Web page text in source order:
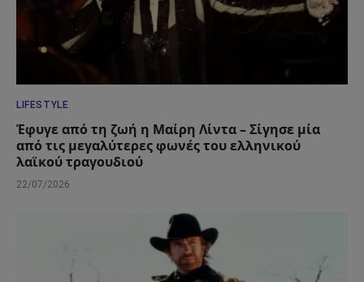
LIFESTYLE
Έφυγε από τη ζωή η Μαίρη Λίντα – Σίγησε μία
από τις μεγαλύτερες φωνές του ελληνικού
λαϊκού τραγουδιού
22/07/2026